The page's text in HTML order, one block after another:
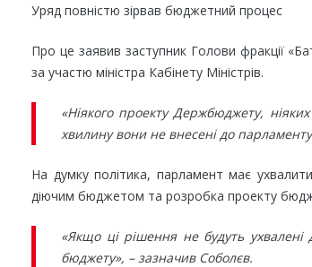
Уряд повністю зірвав бюджетний процес
Про це заявив заступник Голови фракції
за участю міністра Кабінету Міністрів.
«Ніякого проекту Держбюджету,
хвилину вони не внесені до
На думку політика, парламент має
діючим бюджетом та розробка проекту
«Якщо ці рішення не будуть
бюджету», – зазначив Соболєв.